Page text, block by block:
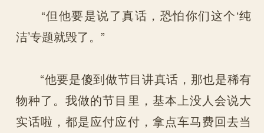
“但他要是说了真话，恐怕你们这个‘纯
洁’专题就毁了。”
“他要是傻到做节目讲真话，那也是稀有
物种了。我做的节目里，基本上没人会说大
实话啦，都是应付应付，拿点车马费回去当